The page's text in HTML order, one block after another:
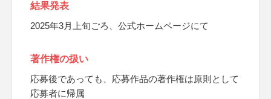
結果発表
2025年3月上旬ごろ、公式ホームページにて
著作権の扱い
応募後であっても、応募作品の著作権は原則として
応募者に帰属